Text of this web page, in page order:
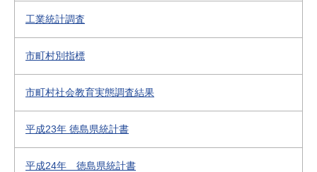
工業統計調査
市町村別指標
市町村社会教育実態調査結果
平成23年 徳島県統計書
平成24年 徳島県統計書